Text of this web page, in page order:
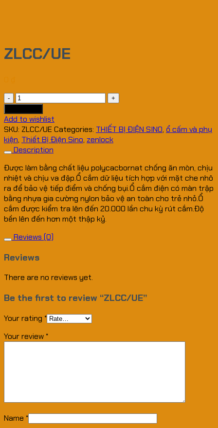
ZLCC/UE
ZLCC/UE
quantity
Add to wishlist
SKU: ZLCC/UE Categories: THIẾT BỊ ĐIỆN SINO, ổ cấm và phụ
kiện, Thiết Bị Điện Sino, zenlock
Description
Được làm bằng chất liệu polycacbornat chống ăn mòn, chịu
nhiệt và chịu va đập.Ổ cắm dữ liệu tích hợp với mặt che nhô
ra để bảo vệ tiếp điểm và chống bụi.Ổ cắm điện có màn trập
bằng nhựa gia cường nylon bảo vệ an toàn cho trẻ nhỏ.Ổ
cắm được kiểm tra lên đến 20.000 lần chu kỳ rút cắm.Độ
bền lên đến hơn một thập kỷ.
Reviews (0)
Reviews
There are no reviews yet.
Be the first to review “ZLCC/UE”
Your rating *
Your review *
Name *